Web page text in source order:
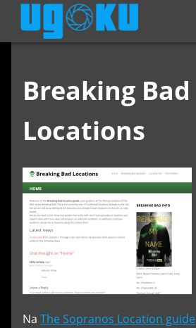
Breaking Bad
Locations
Na The Sopranos Location guide